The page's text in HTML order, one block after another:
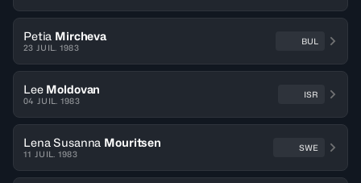
Petia Mircheva
23 JUIL. 1983
BUL
Lee Moldovan
04 JUIL. 1983
ISR
Lena Susanna Mouritsen
11 JUIL. 1983
SWE